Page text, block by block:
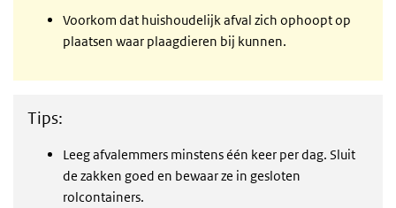
Voorkom dat huishoudelijk afval zich ophoopt op
plaatsen waar plaagdieren bij kunnen.
Tips:
Leeg afvalemmers minstens één keer per dag. Sluit
de zakken goed en bewaar ze in gesloten
rolcontainers.